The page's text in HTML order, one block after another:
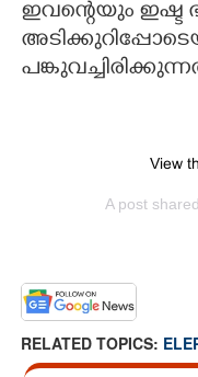
ഇവന്റെയും ഇഷ്ട
View
A post
RELATED TOPICS: